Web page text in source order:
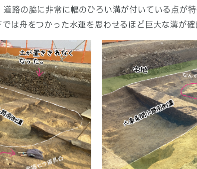
路の脇に非常に幅のひろい溝が付いている点が特
は舟をつかった水運を思わせるほど巨大な溝が